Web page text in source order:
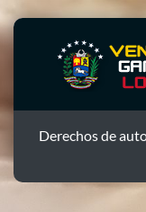
Derechos de